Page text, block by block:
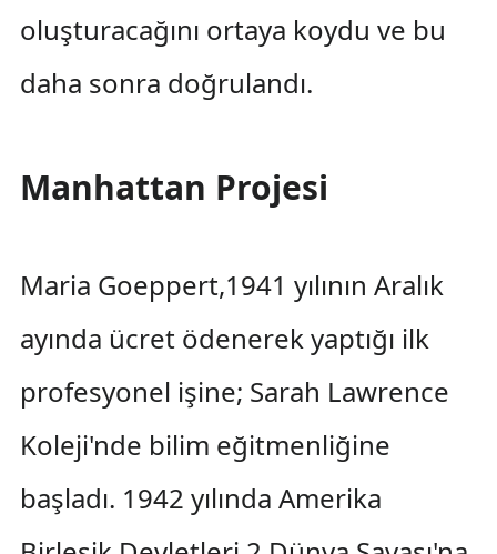
oluşturacağını ortaya koydu ve bu
daha sonra doğrulandı.
Manhattan Projesi
Maria Goeppert,1941 yılının Aralık
ayında ücret ödenerek yaptığı ilk
profesyonel işine; Sarah Lawrence
Koleji'nde bilim eğitmenliğine
başladı. 1942 yılında Amerika